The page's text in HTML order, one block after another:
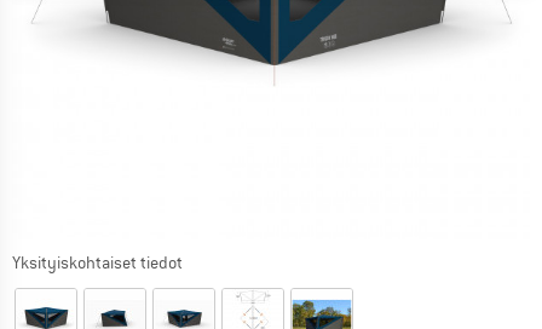
Yksityiskohtaiset tiedot